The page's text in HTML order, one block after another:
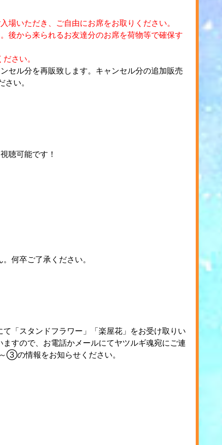
いただき、ご自由にお席をお取りください。
後から来られるお友達分のお席を荷物等で確保す
さい。
セル分を再販致します。キャンセル分の追加販売
い。
聴可能です！
何卒ご了承ください。
「スタンドフラワー」「楽屋花」をお受け取りい
すので、お電話かメールにてヤツルギ魂宛にご連
③の情報をお知らせください。